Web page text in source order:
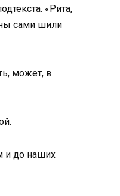
«Рита,
сами шили
может, в
и до наших